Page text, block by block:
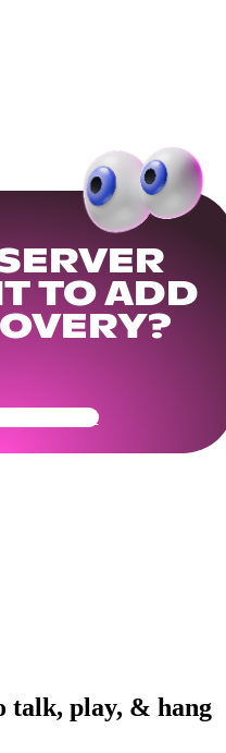
TO ADD
Ready
talk, play, & hang